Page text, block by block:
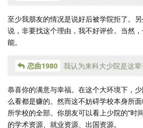
至少我朋友的情况是说好后被学院拒了。
说，非要找这个理由，我不好评价。当然
能。
恋曲1980 我认为来科大少院是这
恭喜你的满意与幸福。在这个大环境下，
么看都是赚的。然而这不妨碍学校本身所
所学校的全部。你朋友可以看上少院的“时
的学术资源、就业资源、出国资源。